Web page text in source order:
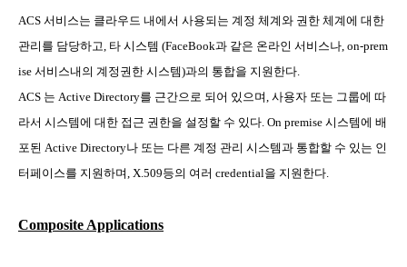
ACS 서비스는 클라우드 내에서 사용되는 계정 체계와 권한 체계에 대한
관리를 담당하고 타 시스템 (FaceBook과 같은 온라인 서비스나 , on-prem
ise 서비스내의 계정권한 시스템)과의 통합을 지원한다
ACS 는 Active Directory를 근간으로 되어 있으며 사용자 또는 그룹에 따
라서 시스템에 대한 접근 권한을 설정할 수 있다 . On premise 시스템에 배
포된 Active Directory나 또는 다른 계정 관리 시스템과 통합할 수 있는 인
터페이스를 지원하며 , X.509등의 여러 credential을 지원한다
Composite Applications